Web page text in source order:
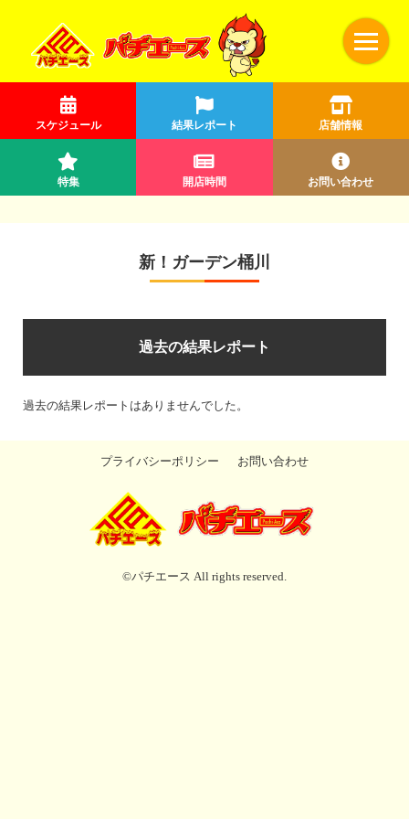
スケジュール 結果レポート 店舗情報
特集 開店時間 お問い合わせ
新！ガーデン桶川
過去の結果レポート
過去の結果レポートはありませんでした。
プライバシーポリシー お問い合わせ
©パチエース All rights reserved.